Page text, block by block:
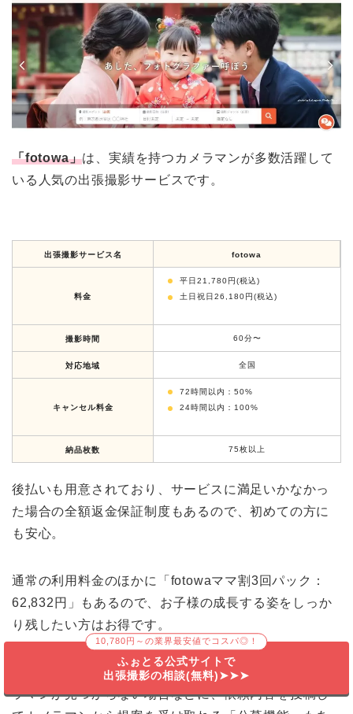
「fotowa」は、実績を持つカメラマンが多数活躍して
いる人気の出張撮影サービスです。
出張撮影サービス名 fotowa
料金
平日21,780円(税込)
土日祝日26,180円(税込)
撮影時間 60分〜
対応地域 全国
キャンセル料金
72時間以内：50%
24時間以内：100%
納品枚数 75枚以上
後払いも用意されており、サービスに満足いかなかっ
た場合の全額返金保証制度もあるので、初めての方に
も安心。
通常の利用料金のほかに「fotowaママ割3回パック：
62,832円」もあるので、お子様の成長する姿をしっか
り残したい方はお得です。
カメラマンが決めきれない場合や、お気に入りのカメ
ラマンが見つからない場合などに、依頼内容を投稿し
10,780円～の業界最安値でコスパ◎！
ふぉとる公式サイトで
出張撮影の相談(無料)➤➤➤